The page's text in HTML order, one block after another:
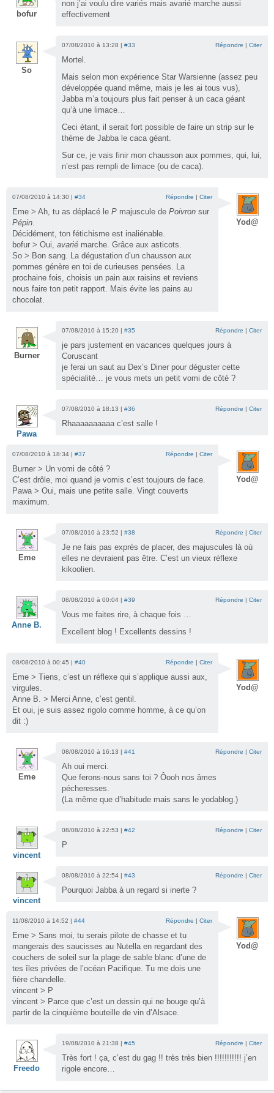
bofur
non j’ai voulu dire variés mais avarié marche aussi
effectivement
So
07/08/2010 à 13:28 | #33 Répondre | Citer
Mortel.
Mais selon mon expérience Star Warsienne (assez peu
développée quand même, mais je les ai tous vus),
Jabba m’a toujours plus fait penser à un caca géant
qu’à une limace…
Ceci étant, il serait fort possible de faire un strip sur le
thème de Jabba le caca géant.
Sur ce, je vais finir mon chausson aux pommes, qui, lui,
n’est pas rempli de limace (ou de caca).
Yod@
07/08/2010 à 14:30 | #34 Répondre | Citer
Eme > Ah, tu as déplacé le P majuscule de Poivron sur
Pépin.
Décidément, ton fétichisme est inaliénable.
bofur > Oui, avarié marche. Grâce aux asticots.
So > Bon sang. La dégustation d’un chausson aux
pommes génère en toi de curieuses pensées. La
prochaine fois, choisis un pain aux raisins et reviens
nous faire ton petit rapport. Mais évite les pains au
chocolat.
Burner
07/08/2010 à 15:20 | #35 Répondre | Citer
je pars justement en vacances quelques jours à
Coruscant
je ferai un saut au Dex’s Diner pour déguster cette
spécialité… je vous mets un petit vomi de côté ?
Pawa
07/08/2010 à 18:13 | #36 Répondre | Citer
Rhaaaaaaaaaa c’est salle !
Yod@
07/08/2010 à 18:34 | #37 Répondre | Citer
Burner > Un vomi de côté ?
C’est drôle, moi quand je vomis c’est toujours de face.
Pawa > Oui, mais une petite salle. Vingt couverts
maximum.
Eme
07/08/2010 à 23:52 | #38 Répondre | Citer
Je ne fais pas exprès de placer, des majuscules là où
elles ne devraient pas être. C’est un vieux réflexe
kikoolien.
Anne B.
08/08/2010 à 00:04 | #39 Répondre | Citer
Vous me faites rire, à chaque fois …
Excellent blog ! Excellents dessins !
Yod@
08/08/2010 à 00:45 | #40 Répondre | Citer
Eme > Tiens, c’est un réflexe qui s’applique aussi aux,
virgules.
Anne B. > Merci Anne, c’est gentil.
Et oui, je suis assez rigolo comme homme, à ce qu’on
dit :)
Eme
08/08/2010 à 16:13 | #41 Répondre | Citer
Ah oui merci.
Que ferons-nous sans toi ? Ôooh nos âmes
pécheresses.
(La même que d’habitude mais sans le yodablog.)
vincent
08/08/2010 à 22:53 | #42 Répondre | Citer
P
vincent
08/08/2010 à 22:54 | #43 Répondre | Citer
Pourquoi Jabba à un regard si inerte ?
Yod@
11/08/2010 à 14:52 | #44 Répondre | Citer
Eme > Sans moi, tu serais pilote de chasse et tu
mangerais des saucisses au Nutella en regardant des
couchers de soleil sur la plage de sable blanc d’une de
tes îles privées de l’océan Pacifique. Tu me dois une
fière chandelle.
vincent > P
vincent > Parce que c’est un dessin qui ne bouge qu’à
partir de la cinquième bouteille de vin d’Alsace.
Freedo
19/08/2010 à 21:38 | #45 Répondre | Citer
Très fort ! ça, c’est du gag !! très très bien !!!!!!!!!!! j’en
rigole encore…